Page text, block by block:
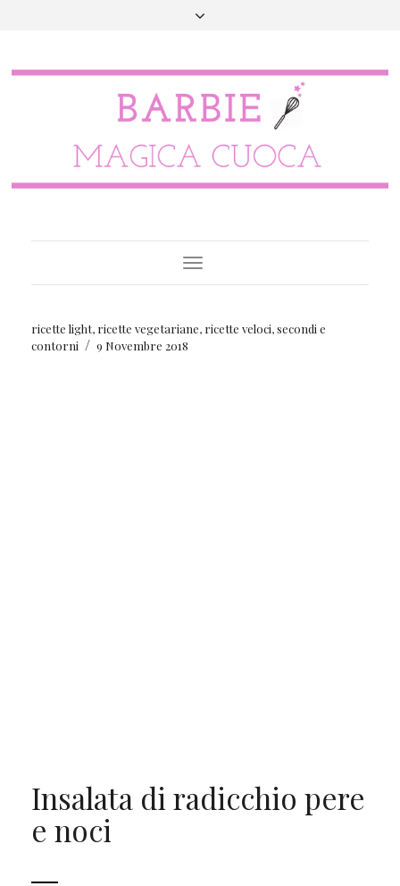
Toggle
Navigation
ricette light, ricette vegetariane, ricette veloci,secondi e
contorni / 9 Novembre 2018
Insalata di radicchio pere
e noci